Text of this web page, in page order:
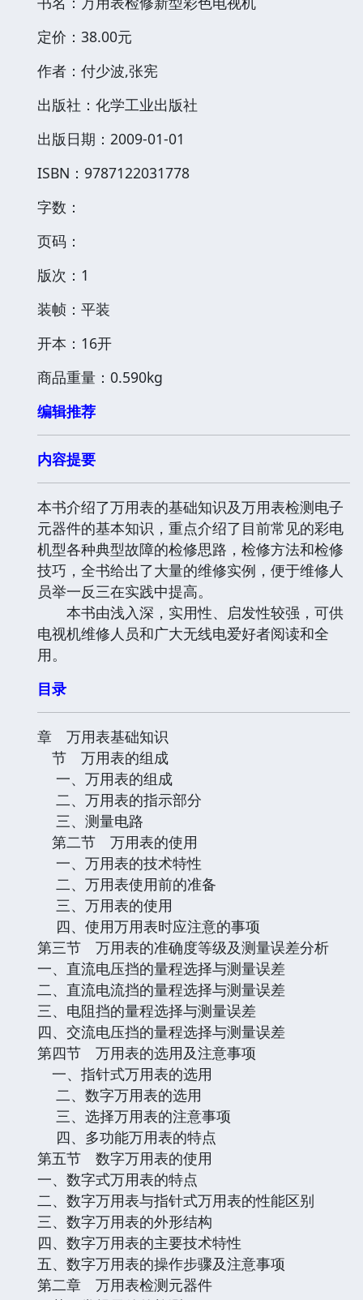
定价：38.00元
作者：付少波,张宪
出版社：化学工业出版社
出版日期：2009-01-01
ISBN：9787122031778
字数：
页码：
版次：1
装帧：平装
开本：16开
商品重量：0.590kg
编辑推荐
内容提要
本书介绍了万用表的基础知识及万用表检测电子
元器件的基本知识，重点介绍了目前常见的彩电
机型各种典型故障的检修思路，检修方法和检修
技巧，全书给出了大量的维修实例，便于维修人
员举一反三在实践中提高。
本书由浅入深，实用性、启发性较强，可供
电视机维修人员和广大无线电爱好者阅读和全
用。
目录
章 万用表基础知识
节 万用表的组成
一、万用表的组成
二、万用表的指示部分
三、测量电路
第二节 万用表的使用
一、万用表的技术特性
二、万用表使用前的准备
三、万用表的使用
四、使用万用表时应注意的事项
第三节 万用表的准确度等级及测量误差分析
一、直流电压挡的量程选择与测量误差
二、直流电流挡的量程选择与测量误差
三、电阻挡的量程选择与测量误差
四、交流电压挡的量程选择与测量误差
第四节 万用表的选用及注意事项
一、指针式万用表的选用
二、数字万用表的选用
三、选择万用表的注意事项
四、多功能万用表的特点
第五节 数字万用表的使用
一、数字式万用表的特点
二、数字万用表与指针式万用表的性能区别
三、数字万用表的外形结构
四、数字万用表的主要技术特性
五、数字万用表的操作步骤及注意事项
第二章 万用表检测元器件